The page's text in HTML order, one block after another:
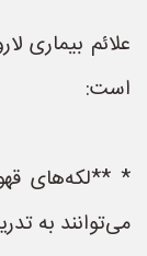
علائم بیماری
است:
* **لکه‌های
می‌توانند به